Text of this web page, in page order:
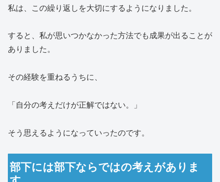
私は、この繰り返しを大切にするようになりました。
すると、私が思いつかなかった方法でも成果が出ることが
ありました。
その経験を重ねるうちに、
「自分の考えだけが正解ではない。」
そう思えるようになっていったのです。
部下には部下ならではの考えがありま